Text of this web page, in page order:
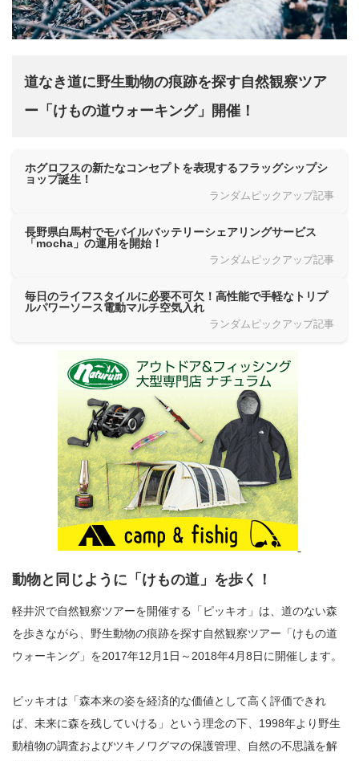
道なき道に野生動物の痕跡を探す自然観察ツア
ー「けもの道ウォーキング」開催！
ホグロフスの新たなコンセプトを表現するフラッグシップシ
ョップ誕生！
ランダムピックアップ記事
長野県白馬村でモバイルバッテリーシェアリングサービス
「mocha」の運用を開始！
ランダムピックアップ記事
毎日のライフスタイルに必要不可欠！高性能で手軽なトリプ
ルパワーソース電動マルチ空気入れ
ランダムピックアップ記事
動物と同じように「けもの道」を歩く！
軽井沢で自然観察ツアーを開催する「ピッキオ」は、道のない森
を歩きながら、野生動物の痕跡を探す自然観察ツアー「けもの道
ウォーキング」を2017年12月1日～2018年4月8日に開催します。
ピッキオは「森本来の姿を経済的な価値として高く評価できれ
ば、未来に森を残していける」という理念の下、1998年より野生
動植物の調査およびツキノワグマの保護管理、自然の不思議を解